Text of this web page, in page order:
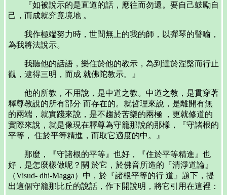
『如被說示的是直道的話，應往而勿還。要自己鼓勵自
己，而成就究竟境地 。
我作極端努力時，世間無上的我的師，以彈琴的譬喻，
為我將法說示。
我聽他的話語，樂住於他的教示，為到達於涅槃而行止
觀，逮得三明，而成 就佛陀教示。』
他的所教，不用說，是中道之教。中道之教，是貫穿著
釋尊教說的所有部分 而存在的。就哲理來說，是離開有無
的兩端，就實踐來說，是不趨於苦樂的兩極 ，更就修道的
實際來說，就是像現在釋尊為守籠那說的那樣，『守諸根的
平等， 住於平等精進，而取它適度的中。』
那麼，『守諸根的平等』也好，『住於平等精進』也
好，是怎麼樣做呢？關 於它，於佛音所造的『清淨道論』
（Visud- dhi-Magga）中，於『諸根平等的行 道』題下，提
出這個守籠那比丘的說話，作下開說明，將它引用在這裡：